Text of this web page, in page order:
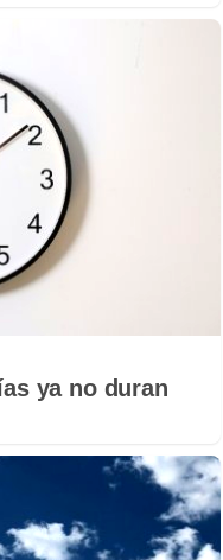
ya no duran